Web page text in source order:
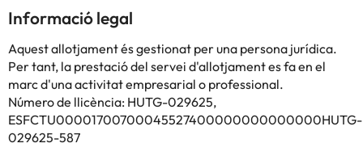
while Dalí Museum is 45 km from the property. The nearest
airport is Girona-Costa Brava Airport, 56 km from Mare
Nostrum 323.
This property will not accommodate hen, stag or similar parties.
Alguns dels serveis detallats poden ser de pagament. Podeu
consultar les vostres tarifes directament a l'establiment. Tota la
informació d'aquesta fitxa està subjecta a canvis per part de
Informació legal
Aquest allotjament és gestionat per una persona jurídica.
Per tant, la prestació del servei d'allotjament es fa en el
marc d'una activitat empresarial o professional.
Número de llicència: HUTG-029625,
ESFCTU00001700700045527400000000000000HUTG-
029625-587